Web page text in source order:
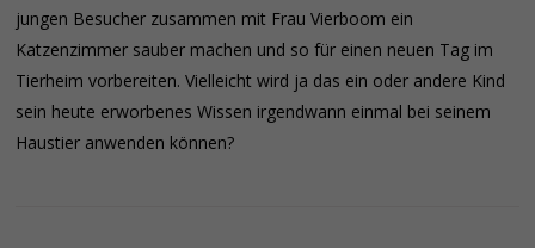
jungen Besucher zusammen mit Frau Vierboom ein
Katzenzimmer sauber machen und so für einen neuen Tag im
Tierheim vorbereiten. Vielleicht wird ja das ein oder andere Kind
sein heute erworbenes Wissen irgendwann einmal bei seinem
Haustier anwenden können?